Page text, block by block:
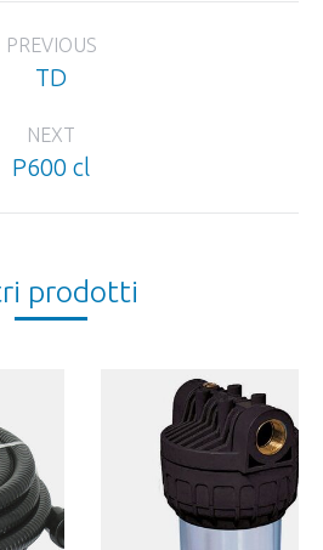
PREVIOUS
Previous
TD
NEXT
Next
P600 cl
prodotti